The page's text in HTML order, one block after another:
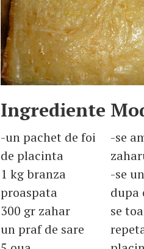
Ingrediente
-un pachet de foi
de placinta
1 kg branza
proaspata
300 gr zahar
un praf de sare
-se
-se
dupa
se